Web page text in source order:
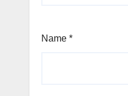
Name *